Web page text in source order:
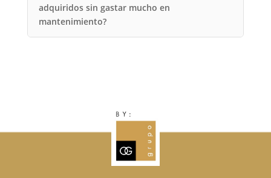
adquiridos sin gastar mucho en
mantenimiento?